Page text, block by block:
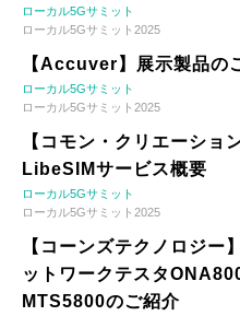
ローカル5Gサミット
ローカル5Gサミット2025
【Accuver】展示製品の
ローカル5Gサミット
ローカル5Gサミット2025
【コモン・クリエーショ
LibeSIMサービス概要
ローカル5Gサミット
ローカル5Gサミット2025
【コーンズテクノロジ
ットワークテスタ
MTS5800のご紹介